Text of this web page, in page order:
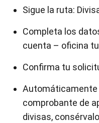
Sigue la ruta:
Completa los
cuenta – oficina
Confirma tu
Automáticamente
comprobante de
divisas,